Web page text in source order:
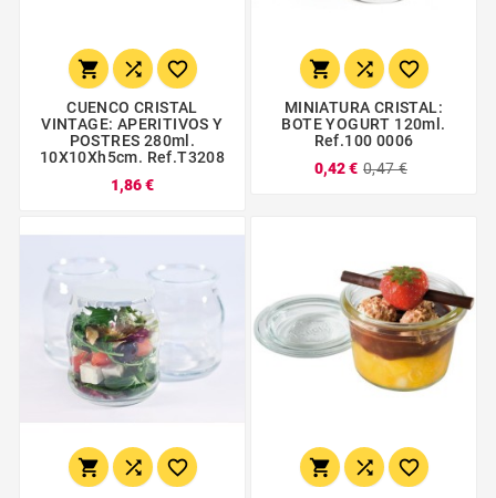
  
CUENCO CRISTAL
VINTAGE: APERITIVOS Y
POSTRES 280ml.
10X10Xh5cm. Ref.T3208
1,86 €
  
MINIATURA CRISTAL:
BOTE YOGURT 120ml.
Ref.100 0006
0,42 € 0,47 €
     